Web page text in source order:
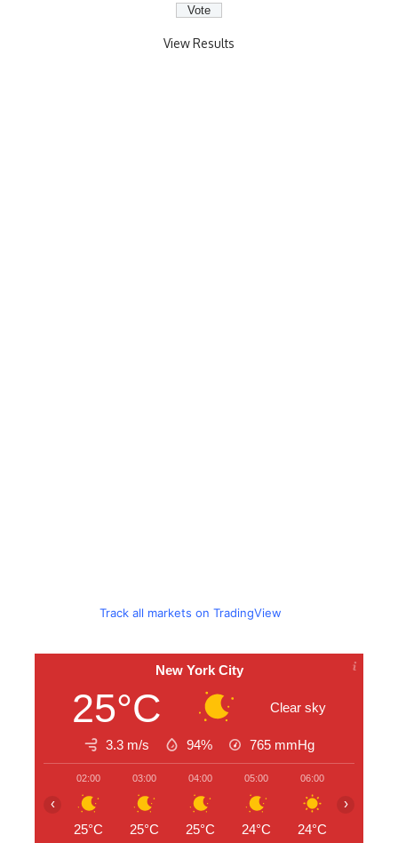
View Results
Track all markets on TradingView
New York City
25°C Clear sky
3.3 m/s 94% 765 mmHg
02:00
25°C
03:00
25°C
04:00
25°C
05:00
24°C
06:00
24°C
‹ ›